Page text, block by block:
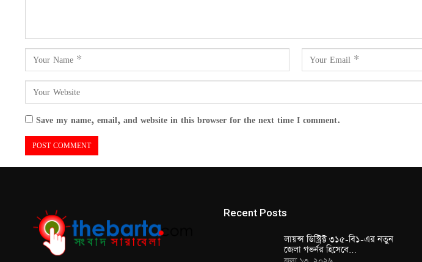
Save my name, email, and website in this browser for the next time I comment.
Recent Posts
লায়ন্স ডিস্ট্রিক্ট ৩১৫-বি১-এর নতুন
জেলা গভর্নর হিসেবে…